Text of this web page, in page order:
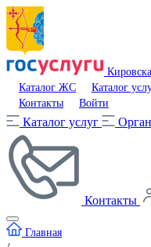
Каталог ЖС
Каталог
Контакты
Войти
Каталог услуг
Контакты
Главная